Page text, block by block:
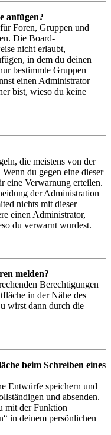
anfügen?
Foren, Gruppen und
Die Board-
nicht erlaubt,
in dem du deinen
bestimmte Gruppen
einen Administrator
bist, wieso du keine
die meistens von der
du gegen eine dieser
eine Verwarnung erteilen.
der Administration
nichts mit dieser
einen Administrator,
du verwarnt wurdest.
melden?
Berechtigungen
in der Nähe des
wirst dann durch die
beim Schreiben eines
Entwürfe speichern und
und absenden.
mit der Funktion
in deinem persönlichen